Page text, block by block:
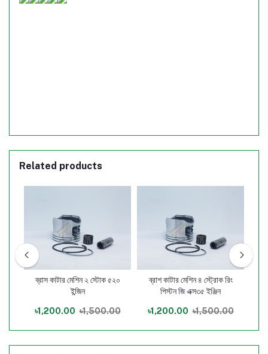
Related products
ব্রাস কাটার মেশিন ২ স্টোক ৫২০
ইন্জিন
৳1,200.00 ৳1,500.00
ব্রাশ কাটার মেশিন ৪ স্ট্রোক রিং
পিস্টন জি এক্স৩৫ ইঞ্জিন
৳1,200.00 ৳1,500.00